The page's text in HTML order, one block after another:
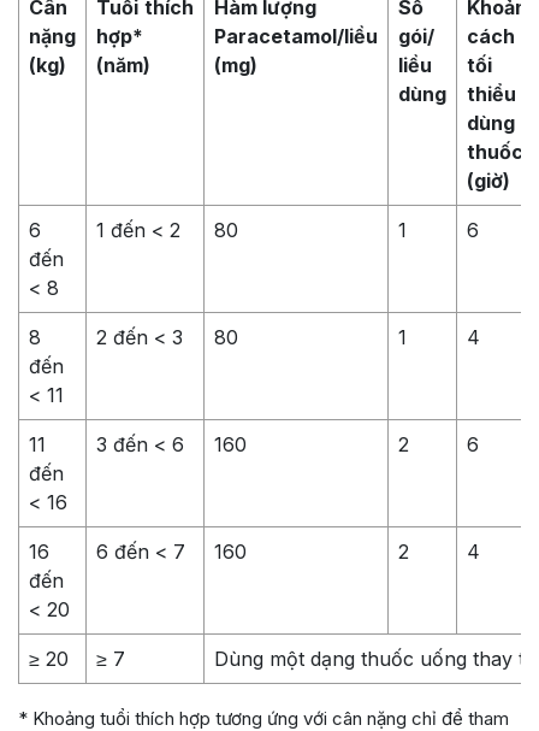
Cân
nặng
(kg)
Tuổi thích
hợp*
(năm)
Hàm lượng
Paracetamol/liều
(mg)
Số
gói/
liều
dùng
Khoảng
cách
tối
thiểu
dùng
thuốc
(giờ)
6
đến
< 8
1 đến < 2 80 1 6
8
đến
< 11
2 đến < 3 80 1 4
11
đến
< 16
3 đến < 6 160 2 6
16
đến
< 20
6 đến < 7 160 2 4
≥ 20 ≥ 7 Dùng một dạng thuốc uống thay
* Khoảng tuổi thích hợp tương ứng với cân nặng chỉ để tham